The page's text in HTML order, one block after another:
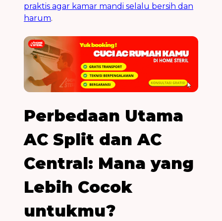
praktis agar kamar mandi selalu bersih dan
harum.
Perbedaan Utama
AC Split dan AC
Central: Mana yang
Lebih Cocok
untukmu?